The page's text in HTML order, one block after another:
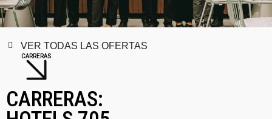
VER TODAS LAS OFERTAS
CARRERAS
CARRERAS: